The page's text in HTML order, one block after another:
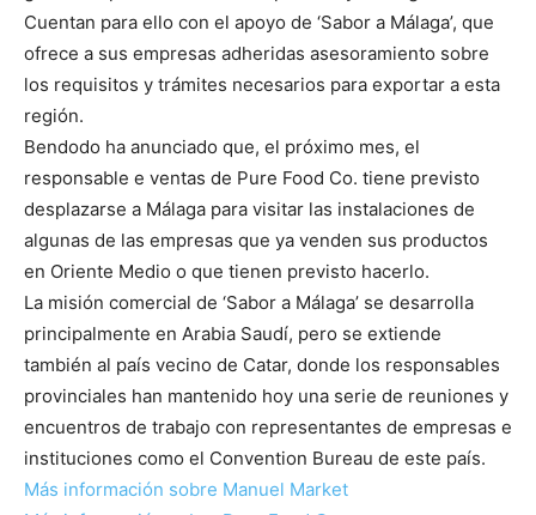
Cuentan para ello con el apoyo de ‘Sabor a Málaga’, que
ofrece a sus empresas adheridas asesoramiento sobre
los requisitos y trámites necesarios para exportar a esta
región.
Bendodo ha anunciado que, el próximo mes, el
responsable e ventas de Pure Food Co. tiene previsto
desplazarse a Málaga para visitar las instalaciones de
algunas de las empresas que ya venden sus productos
en Oriente Medio o que tienen previsto hacerlo.
La misión comercial de ‘Sabor a Málaga’ se desarrolla
principalmente en Arabia Saudí, pero se extiende
también al país vecino de Catar, donde los responsables
provinciales han mantenido hoy una serie de reuniones y
encuentros de trabajo con representantes de empresas e
instituciones como el Convention Bureau de este país.
Más información sobre Manuel Market